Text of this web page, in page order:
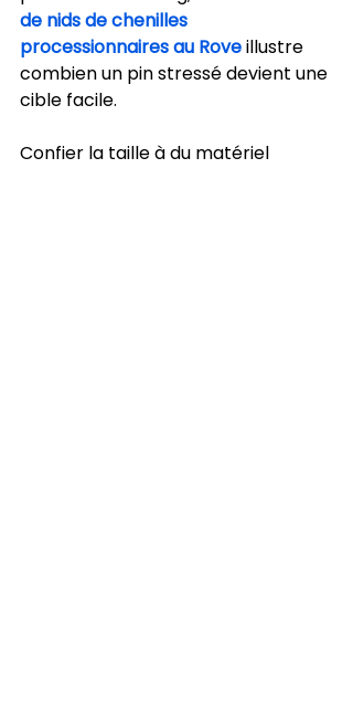
de nids de chenilles
processionnaires au Rove illustre
combien un pin stressé devient une
cible facile.
Confier la taille à du matériel